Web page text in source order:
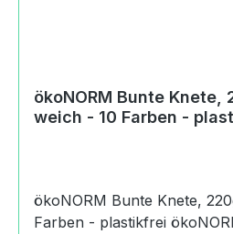
ökoNORM Bunte Knete,
weich - 10 Farben -
ökoNORM Bunte Knete,
Farben - plastikfrei ökoNORM Neuheiten 2020